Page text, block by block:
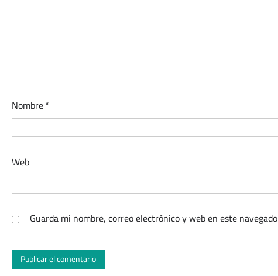
Nombre *
Web
Guarda mi nombre, correo electrónico y web en este